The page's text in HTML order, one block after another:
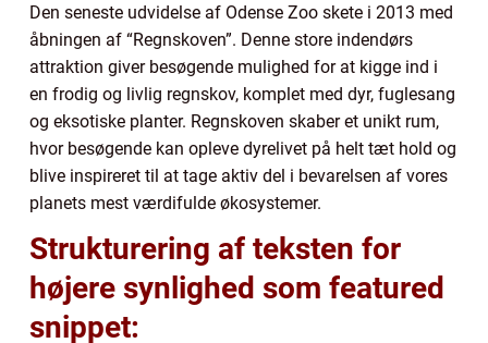
Den seneste udvidelse af Odense Zoo skete i 2013 med
åbningen af “Regnskoven”. Denne store indendørs
attraktion giver besøgende mulighed for at kigge ind i
en frodig og livlig regnskov, komplet med dyr, fuglesang
og eksotiske planter. Regnskoven skaber et unikt rum,
hvor besøgende kan opleve dyrelivet på helt tæt hold og
blive inspireret til at tage aktiv del i bevarelsen af vores
planets mest værdifulde økosystemer.
Strukturering af teksten for
højere synlighed som featured
snippet: